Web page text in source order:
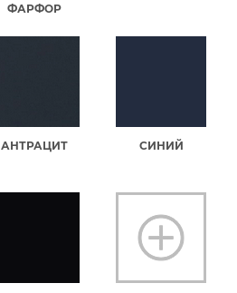
ФАРФОР
АНТРАЦИТ СИНИЙ